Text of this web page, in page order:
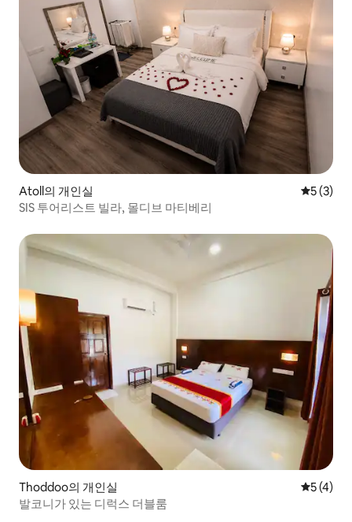
Atoll의 개인실 평점 5점
5 (3)
SIS 투어리스트 빌라, 몰디브 마티베리
Thoddoo의 개인실 평점 5점
5 (4)
발코니가 있는 디럭스 더블룸